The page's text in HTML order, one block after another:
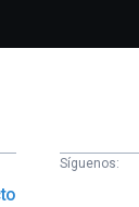
Síguenos: